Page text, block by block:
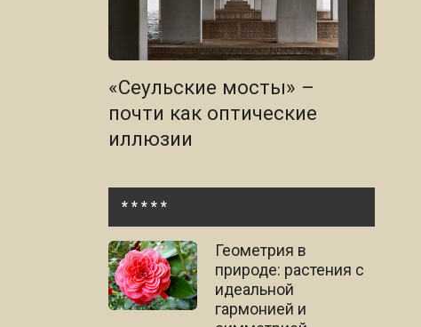
«Сеульские мосты» –
почти как оптические
иллюзии
* * * * *
Геометрия в
природе: растения с
идеальной
гармонией и